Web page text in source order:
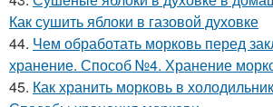
Как сушить яблоки в газовой духовке
44. Чем обработать морковь перед
хранение. Способ №4. Хранение
45. Как хранить морковь в